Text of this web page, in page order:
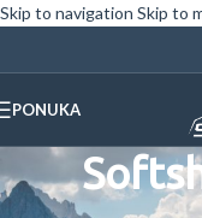
Skip to navigation Skip to
PONUKA